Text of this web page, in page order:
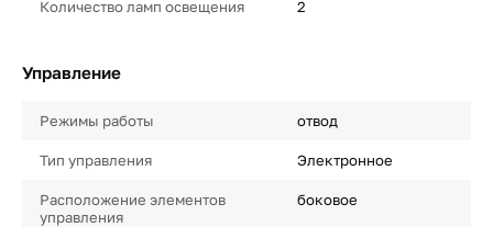
Количество ламп освещения 2
Управление
Режимы работы отвод
Тип управления Электронное
Расположение элементов
управления
боковое